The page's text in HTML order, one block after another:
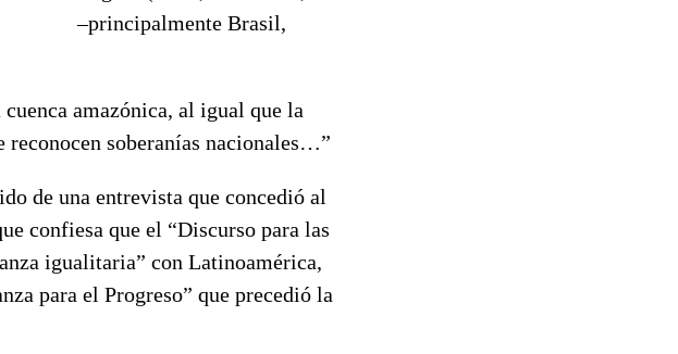
–principalmente Brasil,
cuenca amazónica, al igual que la
reconocen soberanías nacionales…”
de una entrevista que concedió al
confiesa que el “Discurso para las
igualitaria” con Latinoamérica,
para el Progreso” que precedió la